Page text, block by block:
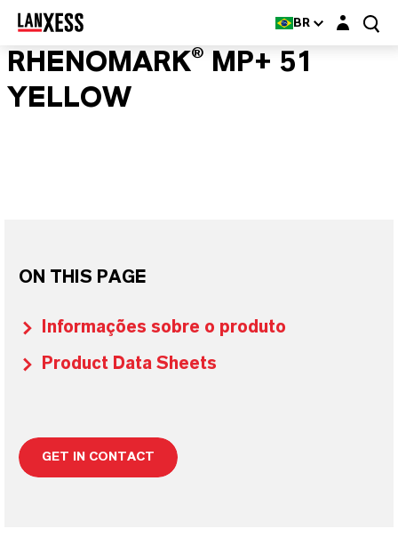
BR Login layer
RHENOMARK® MP+ 51
YELLOW
ON THIS PAGE
Informações sobre o produto
Product Data Sheets
GET IN CONTACT